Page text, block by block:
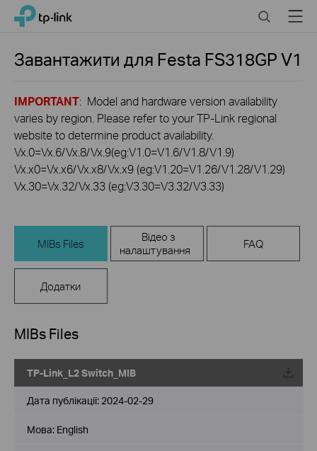
Click
navigation
TP-Link, Reliably Smart SearchMenu
Завантажити для Festa FS318GPV1
IMPORTANT: Model and hardware version availability
varies by region. Please refer to your TP-Link regional
website to determine product availability.
Vx.0=Vx.6/Vx.8/Vx.9(eg:V1.0=V1.6/V1.8/V1.9)
Vx.x0=Vx.x6/Vx.x8/Vx.x9 (eg:V1.20=V1.26/V1.28/V1.29)
Vx.30=Vx.32/Vx.33 (eg:V3.30=V3.32/V3.33)
MIBs Files
Відео з
налаштування
FAQ
Додатки
MIBs Files
TP-Link_L2 Switch_MIB
Дата публікації: 2024-02-29
Мова: English